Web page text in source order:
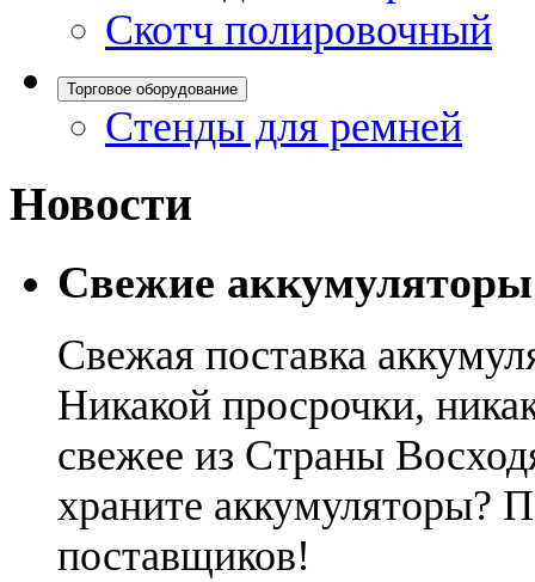
Скотч полировочный
Торговое оборудование
Стенды для ремней
Новости
Свежие
Свежая поставка
Никакой просрочки,
свежее из Страны
храните аккумуляторы?
поставщиков!